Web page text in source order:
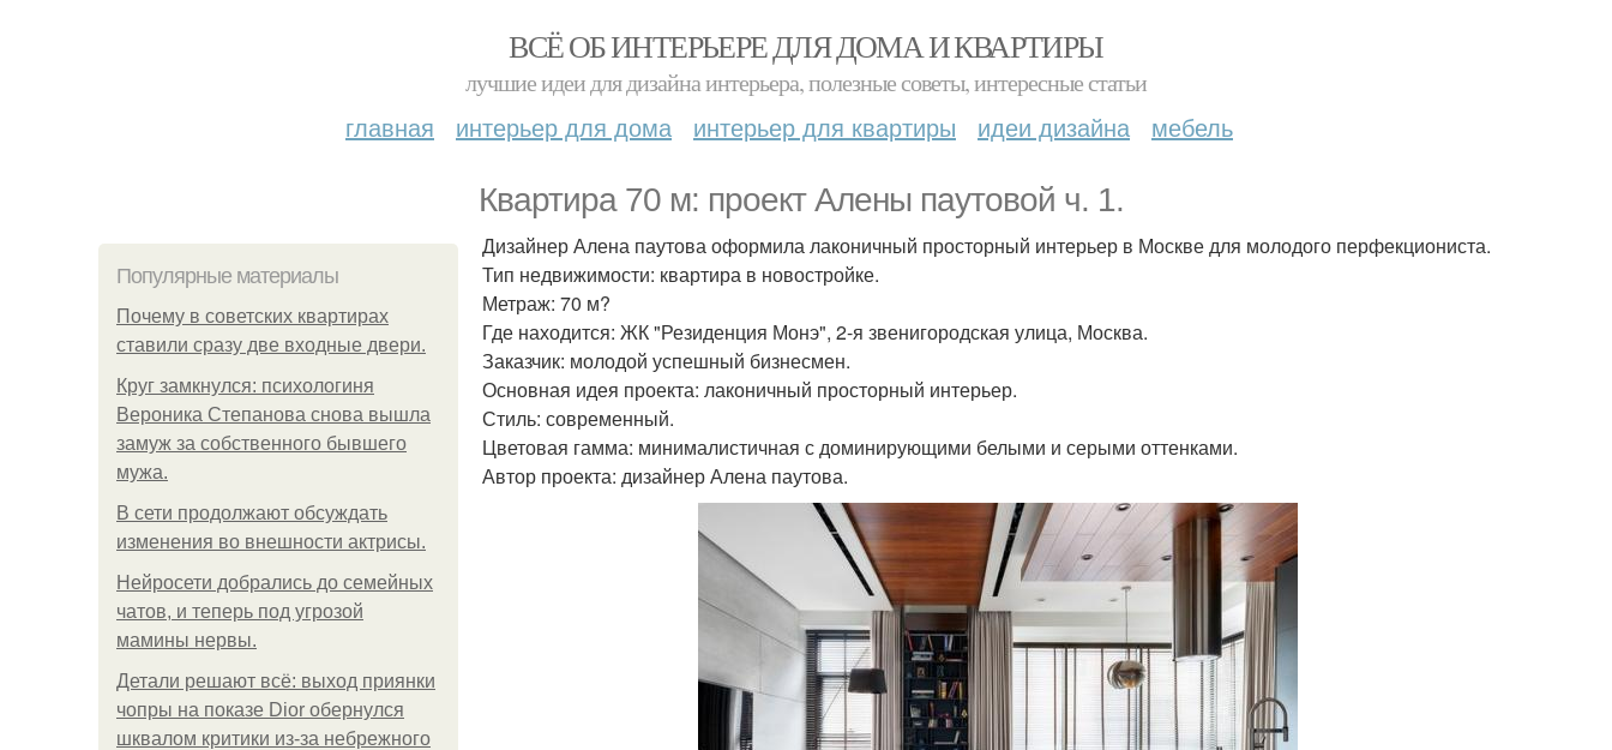
ВСЁ ОБ ИНТЕРЬЕРЕ ДЛЯ ДОМА И КВАРТИРЫ
лучшие идеи для дизайна интерьера, полезные советы, интересные статьи
главная интерьер для дома интерьер для квартиры идеи дизайна мебель
Квартира 70 м: проект Алены паутовой ч. 1.
Популярные материалы
Почему в советских квартирах
ставили сразу две входные двери.
Круг замкнулся: психологиня
Вероника Степанова снова вышла
замуж за собственного бывшего
мужа.
В сети продолжают обсуждать
изменения во внешности актрисы.
Нейросети добрались до семейных
чатов, и теперь под угрозой
мамины нервы.
Детали решают всё: выход приянки
чопры на показе Dior обернулся
шквалом критики из-за небрежного
Дизайнер Алена паутова оформила лаконичный просторный интерьер в Москве для молодого перфекциониста.
Тип недвижимости: квартира в новостройке.
Метраж: 70 м?
Где находится: ЖК "Резиденция Монэ", 2-я звенигородская улица, Москва.
Заказчик: молодой успешный бизнесмен.
Основная идея проекта: лаконичный просторный интерьер.
Стиль: современный.
Цветовая гамма: минималистичная с доминирующими белыми и серыми оттенками.
Автор проекта: дизайнер Алена паутова.